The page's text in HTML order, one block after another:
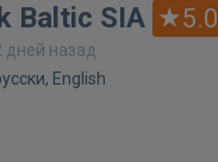
Baltic SIA 5.0
дней назад
English